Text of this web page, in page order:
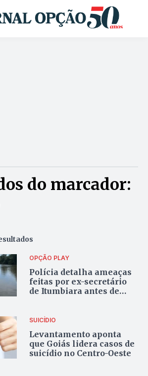
do marcador:
OPÇÃO PLAY
Polícia detalha ameaças
feitas por ex-secretário
de Itumbiara antes de
SUICÍDIO
Levantamento aponta
que Goiás lidera casos de
suicídio no Centro-Oeste